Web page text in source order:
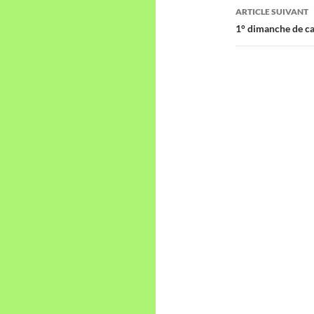
articles
ARTICLE SUIVANT
1° dimanche de